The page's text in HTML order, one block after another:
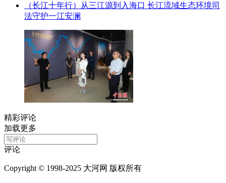
（长江十年行）从三江源到入海口 长江流域生态环境司
法守护一江安澜
精彩评论
加载更多
评论
Copyright © 1998-2025 大河网 版权所有